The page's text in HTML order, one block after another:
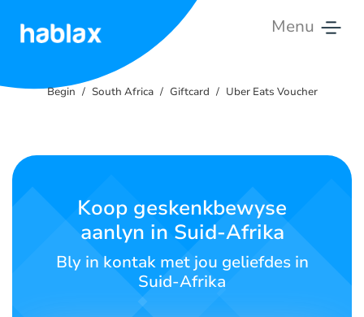
Menu
Tariewe
Kontak
Afrikaans
Begin South Africa Giftcard Uber Eats Voucher
Koop geskenkbewyse
aanlyn in Suid-Afrika
Bly in kontak met jou geliefdes in
Suid-Afrika